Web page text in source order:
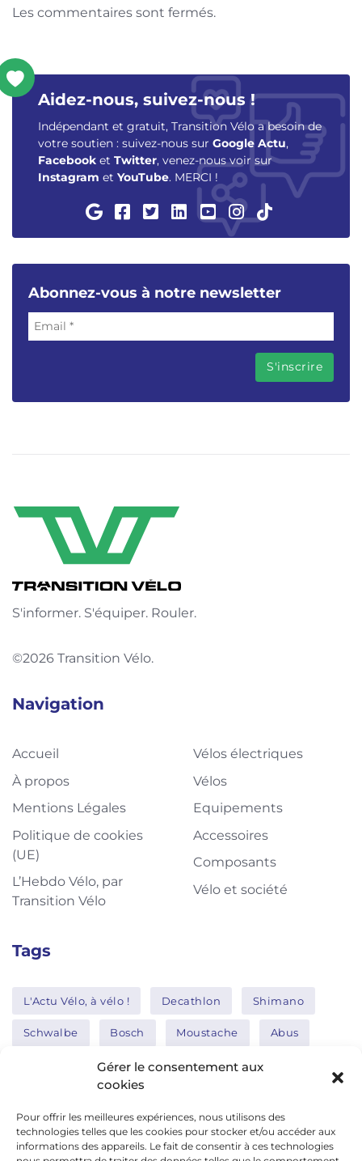
Gérer le consentement aux
cookies
Pour offrir les meilleures expériences, nous utilisons des
technologies telles que les cookies pour stocker et/ou accéder aux
informations des appareils. Le fait de consentir à ces technologies
Les commentaires sont fermés.
Aidez-nous, suivez-nous !
Indépendant et gratuit, Transition Vélo a besoin de
votre soutien : suivez-nous sur Google Actu,
Facebook et Twitter, venez-nous voir sur
Instagram et YouTube. MERCI !
Abonnez-vous à notre newsletter
S'informer. S'équiper. Rouler.
©2026 Transition Vélo.
Navigation
Accueil
À propos
Mentions Légales
Politique de cookies
(UE)
L’Hebdo Vélo, par
Transition Vélo
Vélos électriques
Vélos
Equipements
Accessoires
Composants
Vélo et société
Tags
L'Actu Vélo, à vélo ! Decathlon Shimano
Schwalbe Bosch Moustache Abus
Thule Nakamura
Réseaux sociaux